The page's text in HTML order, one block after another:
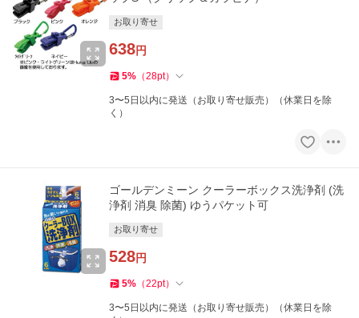
お取り寄せ
638円
5% （28pt）
3〜5日以内に発送（お取り寄せ販売）（休業日を除
く）
ゴールデンミーン クーラーボックス洗浄剤 (洗
浄剤 消臭 除菌) ゆうパケット可
お取り寄せ
528円
5% （22pt）
3〜5日以内に発送（お取り寄せ販売）（休業日を除